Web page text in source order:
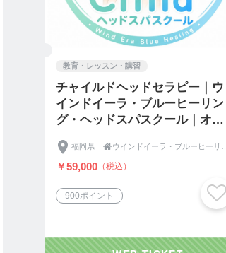
最短4日で資格取得｜未経験
パコース④⑤⑥の講師として
に座って行うヘッドスパ2
分8,000円〜10,000円でメニ
全24時間・387,000円
https://ticket.tsuku2.jp/events-
・
◆上級ヘッドスパ眼筋ゆらし
https://ticket.tsuku2.jp/events-
・
◆上級ヘッドスパ眼筋ゆらし
全12時間・148,500円
教育・レッスン・講習
チャイルドヘッドセラピー｜ウ
インドイーラ・ブルーヒーリン
グ・ヘッドスパスクール｜オン
福岡県 
￥59,000 （税込）
900ポイント